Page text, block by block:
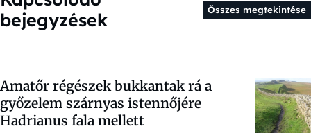
bejegyzések
Összes megtekintése
Amatőr régészek bukkantak rá a
győzelem szárnyas istennőjére
Hadrianus fala mellett